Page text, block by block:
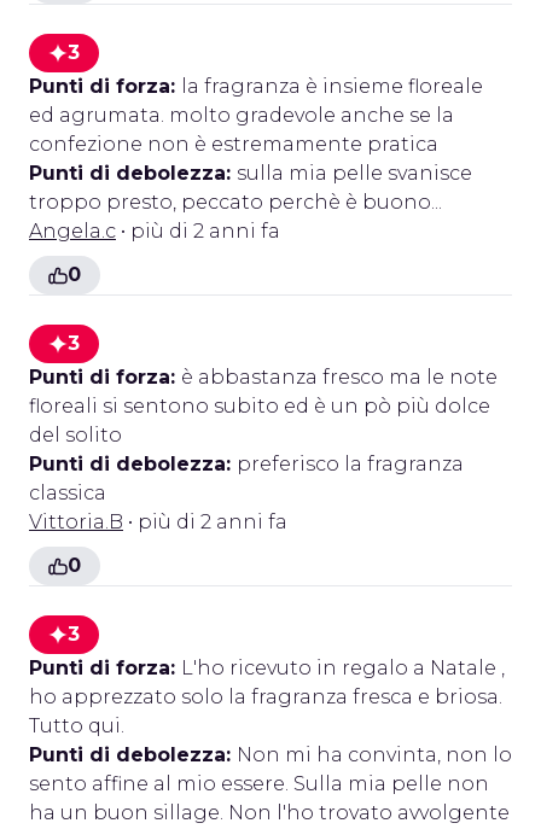
3
Punti di forza: la fragranza è insieme floreale
ed agrumata. molto gradevole anche se la
confezione non è estremamente pratica
Punti di debolezza: sulla mia pelle svanisce
troppo presto, peccato perchè è buono...
Angela.c • più di 2 anni fa
0
3
Punti di forza: è abbastanza fresco ma le note
floreali si sentono subito ed è un pò più dolce
del solito
Punti di debolezza: preferisco la fragranza
classica
Vittoria.B • più di 2 anni fa
0
3
Punti di forza: L'ho ricevuto in regalo a Natale ,
ho apprezzato solo la fragranza fresca e briosa.
Tutto qui.
Punti di debolezza: Non mi ha convinta, non lo
sento affine al mio essere. Sulla mia pelle non
ha un buon sillage. Non l'ho trovato avvolgente